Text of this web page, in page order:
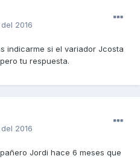
2016
indicarme si el variador Jcosta
tu respuesta.
2016
Jordi hace 6 meses que